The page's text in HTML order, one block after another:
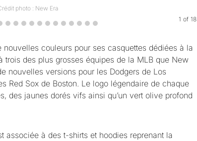
photo : New Era
1 of 18
nouvelles couleurs pour ses casquettes dédiées à la
trois des plus grosses équipes de la MLB que New
nouvelles versions pour les Dodgers de Los
Red Sox de Boston. Le logo légendaire de chaque
des jaunes dorés vifs ainsi qu’un vert olive profond
associée à des t-shirts et hoodies reprenant la